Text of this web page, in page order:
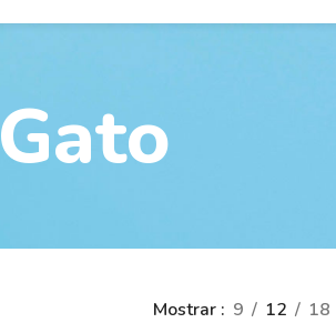
Gato
Mostrar 9 12 18